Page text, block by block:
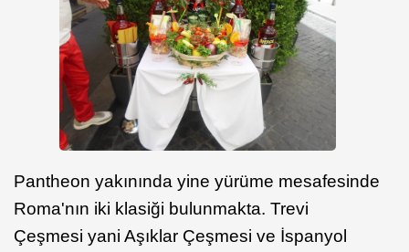
Pantheon yakınında yine yürüme mesafesinde
Roma'nın iki klasiği bulunmakta. Trevi
Çeşmesi yani Aşıklar Çeşmesi ve İspanyol